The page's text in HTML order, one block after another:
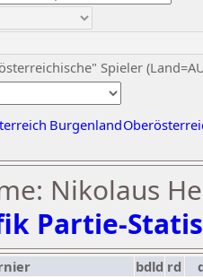
Spieler
Burgenland
Nikolaus
Partie-
bdld rd